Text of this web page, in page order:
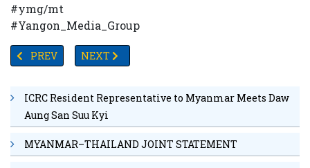
#ymg/mt
#Yangon_Media_Group
PREVIOUS ARTICLE: နာဂဒေသ လဟယ်မြို့ထေရဝါဒဗုဒ္ဓသာသနာ
PREV NEXT ARTICLE: #စားအုန်းဆီတစ်ပိဿာ ၆၀၀၀ ကျ
NEXT
ICRC Resident Representative to Myanmar Meets Daw
Aung San Suu Kyi
MYANMAR–THAILAND JOINT STATEMENT